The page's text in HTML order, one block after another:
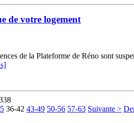
de votre logement
de la Plateforme de Réno sont
36-42 43-49 50-56 57-63 Suivante >